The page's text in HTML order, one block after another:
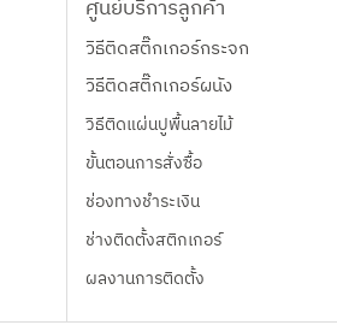
ศูนย์บริการลูกค้า
วิธีติดสติ๊กเกอร์กระจก
วิธีติดสติ๊กเกอร์ผนัง
วิธีติดแผ่นปูพื้นลายไม้
ขั้นตอนการสั่งซื้อ
ช่องทางชำระเงิน
ช่างติดตั้งสติกเกอร์
ผลงานการติดตั้ง